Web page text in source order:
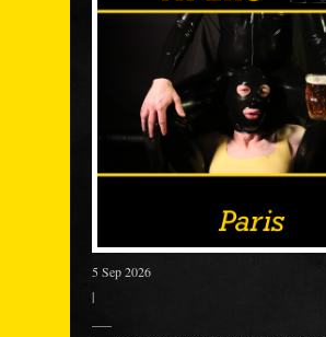
5 Sep 2026
|